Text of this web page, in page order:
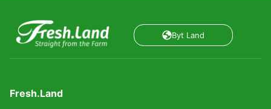
Byt Land
Fresh.Land